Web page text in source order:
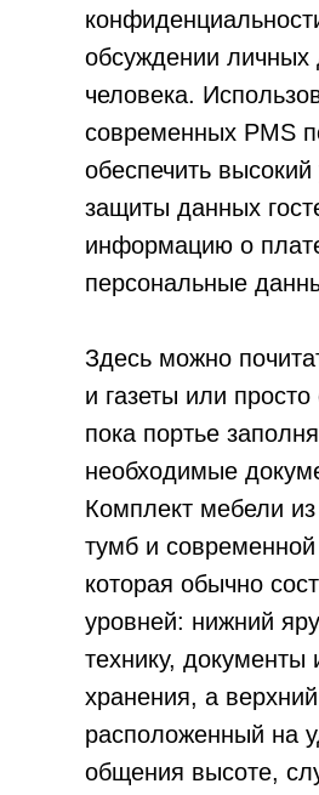
обсуждении личных
человека.
современных PMS
обеспечить
защиты данных
информацию о
персональные
Здесь можно
и газеты или просто
пока портье
необходимые
Комплект мебели
тумб и современной
которая обычно
уровней: нижний
технику,
хранения, а
расположенный на
общения высоте,